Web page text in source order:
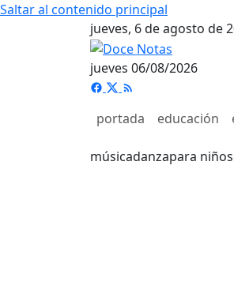
Saltar al contenido principal
jueves, 6 de agosto de
jueves 06/08/2026
portada educación
músicadanzapara niños